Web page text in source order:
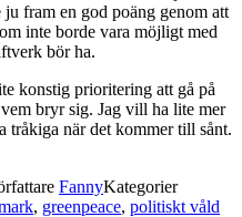
fram en god poäng genom att
inte borde vara möjligt med
bör ha.
konstig prioritering att gå på
bryr sig. Jag vill ha lite mer
tråkiga när det kommer till sånt.
FannyKategorier
, greenpeace, politiskt våld